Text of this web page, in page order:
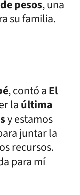
pesos, una
su familia.
, contó aEl
laúltima
y estamos
juntar la
recursos.
para mí